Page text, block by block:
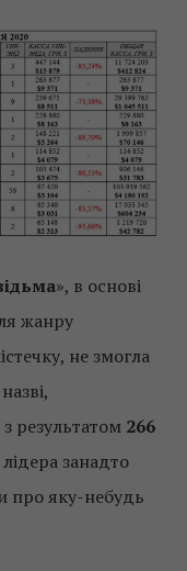
», в основі
жанру
не змогла
результатом 266
занадто
про яку-небудь